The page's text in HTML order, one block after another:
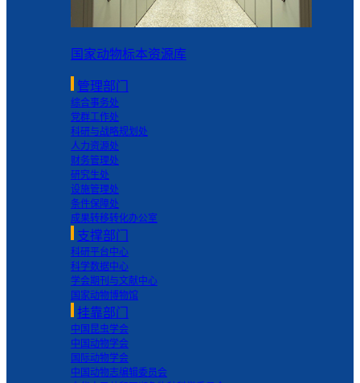
国家动物标本资源库
管理部门
综合事务处
党群工作处
科研与战略规划处
人力资源处
财务管理处
研究生处
设施管理处
条件保障处
成果转移转化办公室
支撑部门
科研平台中心
科学数据中心
学会期刊与文献中心
国家动物博物馆
挂靠部门
中国昆虫学会
中国动物学会
国际动物学会
中国动物志编辑委员会